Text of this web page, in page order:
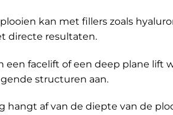
kan met fillers zoals
directe resultaten.
een facelift of een deep plane lift
structuren aan.
hangt af van de diepte van de